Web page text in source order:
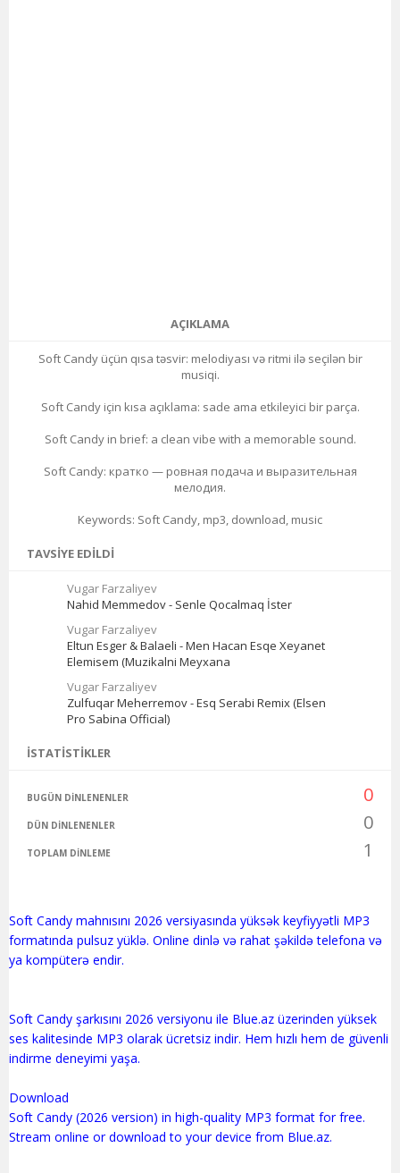
AÇIKLAMA
Soft Candy üçün qısa təsvir: melodiyası və ritmi ilə seçilən bir
musiqi.
Soft Candy için kısa açıklama: sade ama etkileyici bir parça.
Soft Candy in brief: a clean vibe with a memorable sound.
Soft Candy: кратко — ровная подача и выразительная
мелодия.
Keywords: Soft Candy, mp3, download, music
TAVSIYE EDILDI
Vugar Farzaliyev
Nahid Memmedov - Senle Qocalmaq İster
Vugar Farzaliyev
Eltun Esger & Balaeli - Men Hacan Esqe Xeyanet
Elemisem (Muzikalni Meyxana
Vugar Farzaliyev
Zulfuqar Meherremov - Esq Serabi Remix (Elsen
Pro Sabina Official)
İSTATISTIKLER
BUGÜN DINLENENLER 0
DÜN DINLENENLER 0
TOPLAM DINLEME 1
Soft Candy mahnısını 2026 versiyasında yüksək keyfiyyətli MP3
formatında pulsuz yüklə. Online dinlə və rahat şəkildə telefona və
ya kompüterə endir.
Soft Candy şarkısını 2026 versiyonu ile Blue.az üzerinden yüksek
ses kalitesinde MP3 olarak ücretsiz indir. Hem hızlı hem de güvenli
indirme deneyimi yaşa.
Download
Soft Candy (2026 version) in high-quality MP3 format for free.
Stream online or download to your device from Blue.az.